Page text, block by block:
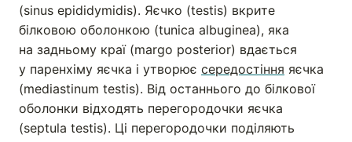
(sinus epididymidis). Яєчко (testis) вкрите
білковою оболонкою (tunica albuginea), яка
на задньому краї (margo posterior) вдається
у паренхіму яєчка і утворює середостіння яєчка
(mediastinum testis). Від останнього до білкової
оболонки відходять перегородочки яєчка
(septula testis). Ці перегородочки поділяють